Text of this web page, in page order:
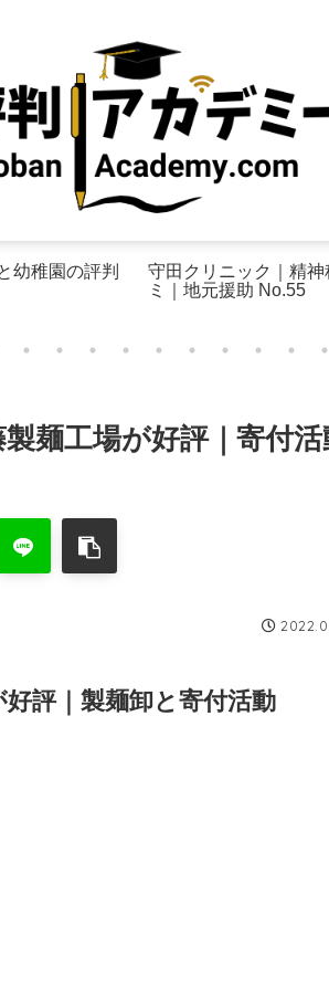
幼稚園の評判
守田クリニック｜精
ミ｜地元援助 No.55
麺工場が好評｜寄付活
評｜製麺卸と寄付活動